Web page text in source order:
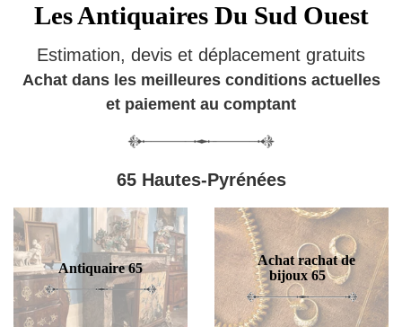
Les Antiquaires Du Sud Ouest
Estimation, devis et déplacement gratuits
Achat dans les meilleures conditions actuelles
et paiement au comptant
65 Hautes-Pyrénées
Antiquaire 65
Achat rachat de
bijoux 65